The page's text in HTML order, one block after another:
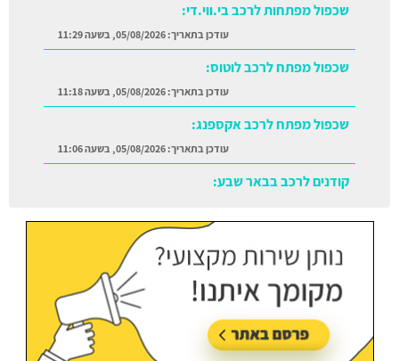
שכפול מפתחות לרכב בי.ווי.די:
עודכן בתאריך:05/08/2026, בשעה 11:29
שכפול מפתח לרכב לוטוס:
עודכן בתאריך:05/08/2026, בשעה 11:18
שכפול מפתח לרכב אקספנג:
עודכן בתאריך:05/08/2026, בשעה 11:06
קודנים לרכב בבאר שבע: